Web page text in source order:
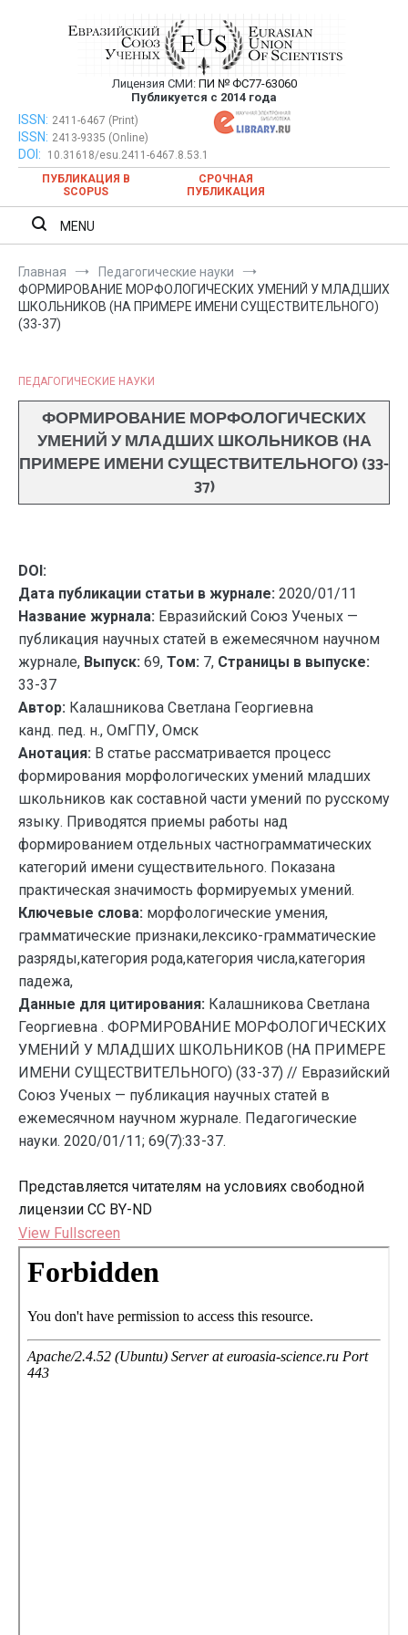
Евразийский Союз Ученых —
публикация научных статей в
ежемесячном научном журнале
Лицензия СМИ: ПИ № ФС77-63060
Публикуется с 2014 года
Евразийский Союз Ученых — публикация научных статей в
ежемесячном научном журнале
ISSN: 2411-6467 (Print)
ISSN: 2413-9335 (Online)
DOI:
10.31618/esu.2411-6467.8.53.1
ПУБЛИКАЦИЯ В
SCOPUS
СРОЧНАЯ
ПУБЛИКАЦИЯ
MENU
Главная
Педагогические науки
ФОРМИРОВАНИЕ МОРФОЛОГИЧЕСКИХ УМЕНИЙ У МЛАДШИХ
ШКОЛЬНИКОВ (НА ПРИМЕРЕ ИМЕНИ СУЩЕСТВИТЕЛЬНОГО)
(33-37)
ПЕДАГОГИЧЕСКИЕ НАУКИ
ФОРМИРОВАНИЕ МОРФОЛОГИЧЕСКИХ
УМЕНИЙ У МЛАДШИХ ШКОЛЬНИКОВ (НА
ПРИМЕРЕ ИМЕНИ СУЩЕСТВИТЕЛЬНОГО) (33-
37)
DOI:
Дата публикации статьи в журнале: 2020/01/11
Название журнала: Евразийский Союз Ученых —
публикация научных статей в ежемесячном научном
журнале, Выпуск: 69, Том: 7, Страницы в выпуске:
33-37
Автор: Калашникова Светлана Георгиевна
канд. пед. н., ОмГПУ, Омск
Анотация: В статье рассматривается процесс
формирования морфологических умений младших
школьников как составной части умений по русскому
языку. Приводятся приемы работы над
формированием отдельных частнограмматических
категорий имени существительного. Показана
практическая значимость формируемых умений.
Ключевые слова: морфологические умения,
грамматические признаки,лексико-грамматические
разряды,категория рода,категория числа,категория
падежа,
Данные для цитирования: Калашникова Светлана
Георгиевна . ФОРМИРОВАНИЕ МОРФОЛОГИЧЕСКИХ
УМЕНИЙ У МЛАДШИХ ШКОЛЬНИКОВ (НА ПРИМЕРЕ
ИМЕНИ СУЩЕСТВИТЕЛЬНОГО) (33-37) // Евразийский
Союз Ученых — публикация научных статей в
ежемесячном научном журнале. Педагогические
науки. 2020/01/11; 69(7):33-37.
Представляется читателям на условиях свободной
лицензии CC BY-ND
View Fullscreen
Перейти
содержимому